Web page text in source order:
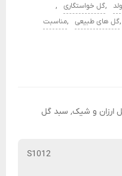
,گل خواستگاری ,
,گل های طبیعی ,مناسبت
ارزان و شیک, سبد گل
S1012